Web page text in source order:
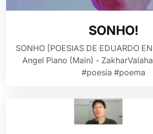
SONHO!
SONHO [POESIAS DE EDUARDO
Angel Piano (Main) -
#poesia #poema